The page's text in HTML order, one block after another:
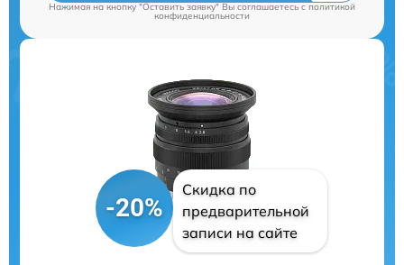
Нажимая на кнопку "Оставить заявку" Вы соглашаетесь cполитикой
конфиденциальности
-20%
Скидка по
предварительной
записи на сайте